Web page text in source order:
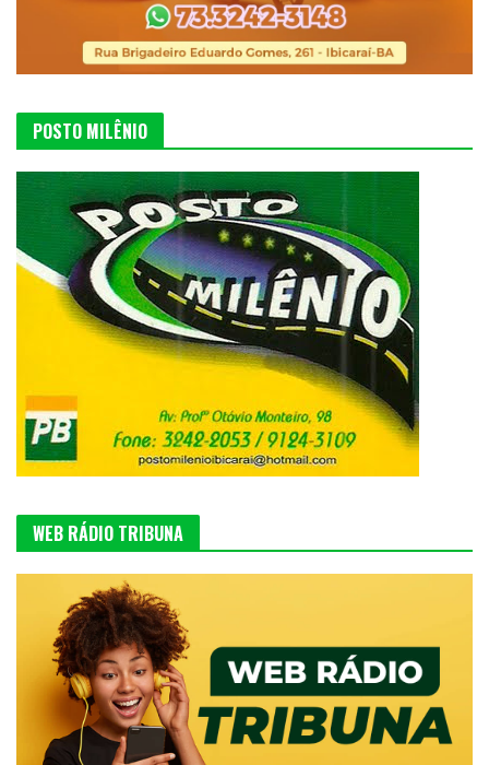
POSTO MILÊNIO
WEB RÁDIO TRIBUNA